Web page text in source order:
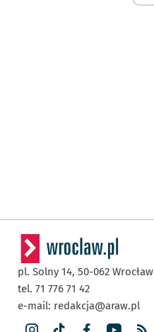
pl. Solny 14, 50-062 Wrocław
tel. 71 776 71 42
e-mail: redakcja@araw.pl